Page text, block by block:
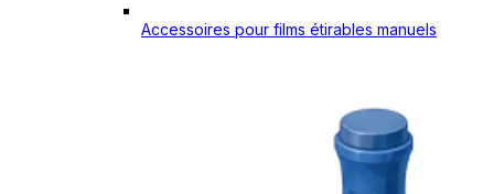
Accessoires pour films étirables manuels